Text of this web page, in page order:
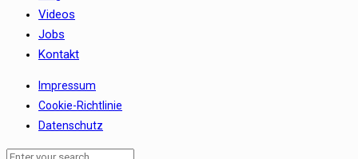
Videos
Jobs
Kontakt
Impressum
Cookie-Richtlinie
Datenschutz